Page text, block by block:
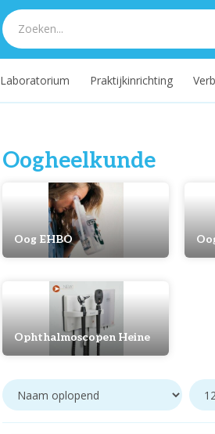
Laboratorium Praktijkinrichting
Oogheelkunde
Oog EHBO
Ophthalmoscopen Heine